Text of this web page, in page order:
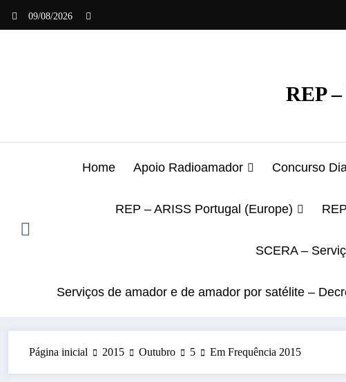
09/08/2026
REP
Home Apoio Radioamador Concurso
REP – ARISS Portugal (Europe)
SCERA –
Serviços de amador e de amador por satélite –
Página inicial 2015 Outubro 5 Em Frequência 2015